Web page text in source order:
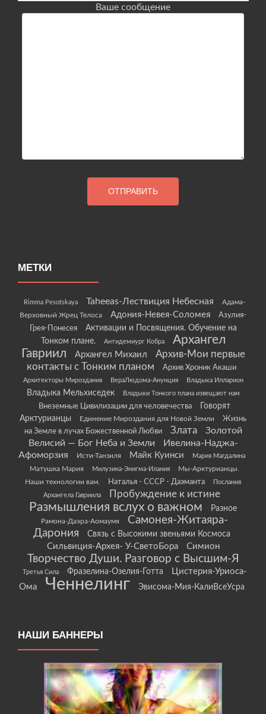
Ваше сообщение
МЕТКИ
Rimma Pesotskaya Taheeas-Лествиция Небесная
Адама-
Верховный Жрец Телоса
Адония-Невея-Соломея
Азулия-
Грея-Понесея
Активации и Посвящения. Обучение на
Тонком плане.
Антидемиург Кобра
Архангел
Гавриил
Архангел Михаил
Архив-Мои первые
контакты с Тонким планом
Архив Хроник Акаши
Архитекторы Мироздания ВераЛюдома-Анунция Владыка Илларион
Владыка Мельхиседек Владыки Тонкого плана извещают нам
Внеземные Цивилизации для человечества
Говорят
Арктурианцы
Единение Мироздания для Новой Земли
Жизнь
на Земле в лучах Божественной Любви
Злата
Золотой
Велисий — Бог Неба и Земли
Ивелина-Наджа-
Афоморзия
Исти-Танзиля Майк Куинси Мария Магдалина
Матушка Мария Милузина-Энигма-Илания
Мы-Арктурианцы.
Наши технологии вам.
Наталья - СССР - Даэманта
Послания
Архангела Гавриила
Пробуждение к истине
Размышления вслух о важном Разное
Рамона-Даэра-Аомаумя
Самонея-Житаяра-
Дарония
Связь с Высокими звеньями Космоса
Сильвиция-Архея- У-СветоБора Симион
Творчество Души. Разговор с Высшим-Я
Третья Сила Фразелина-Озелия-Готта
Цистерия-Уриоса-
Ома
Ченнелинг Эвисома-Мия-КалиВсеУсра
НАШИ БАННЕРЫ